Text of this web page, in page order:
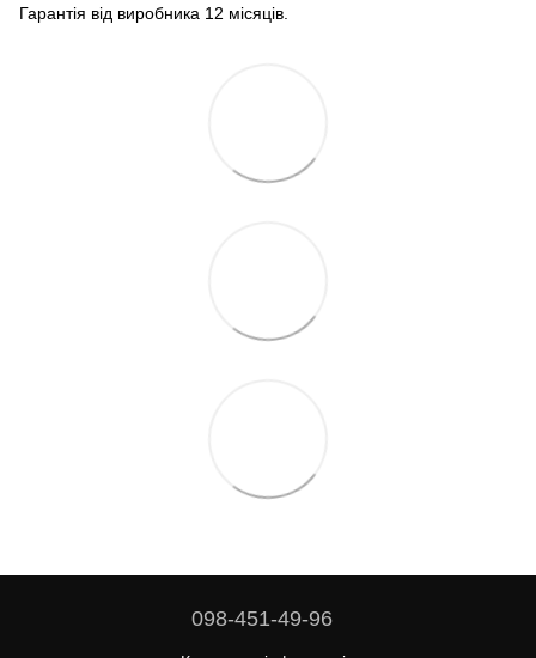
Гарантія від виробника 12 місяців.
098-451-49-96